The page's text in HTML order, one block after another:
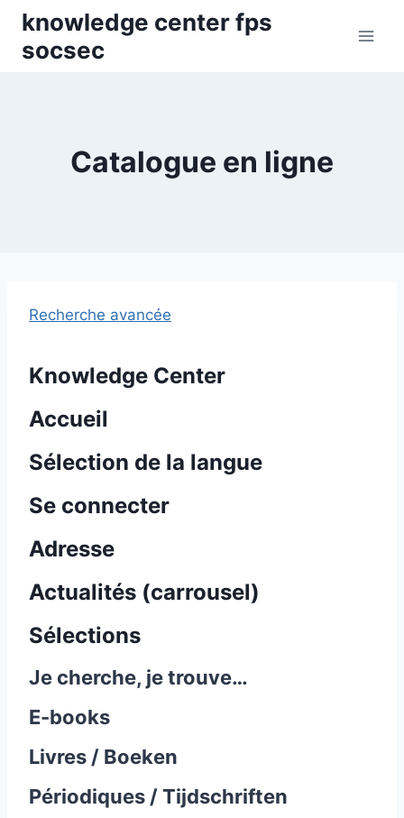
Skip
content
knowledge center fps
socsec
Catalogue en ligne
Recherche avancée
Knowledge Center
Accueil
Sélection de la langue
Se connecter
Adresse
Actualités (carrousel)
Sélections
Je cherche, je trouve…
E-books
Livres / Boeken
Périodiques / Tijdschriften